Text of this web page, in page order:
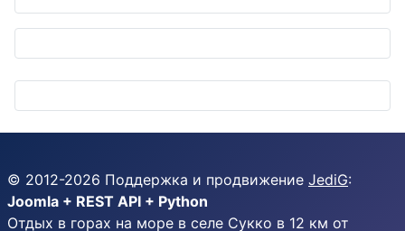
© 2012-2026 Поддержка и продвижение JediG:
Joomla + REST API + Python
Отдых в горах на море в селе Сукко в 12 км от